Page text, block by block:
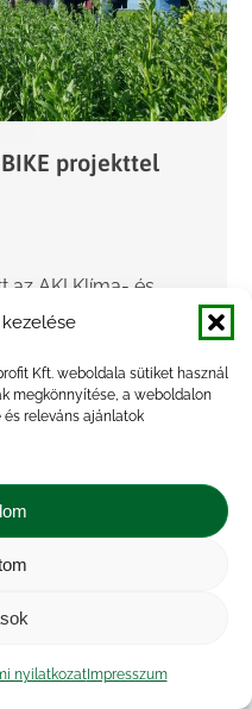
kezelése
Kft. weboldala sütiket használ
megkönnyítése, a weboldalon
releváns ajánlatok
nyilatkozatImpresszum
projekttel
az AKI Klíma- és
munkatársai a
A rendezvényen
helyzetét és a